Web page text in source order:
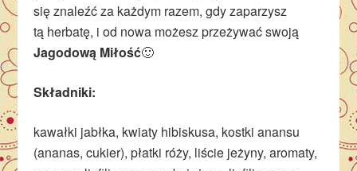
się znaleźć za każdym razem, gdy zaparzysz
tą herbatę, i od nowa możesz przeżywać swoją
Jagodową Miłość🙂
Składniki:
kawałki jabłka, kwiaty hibiskusa, kostki anansu
(ananas, cukier), płatki róży, liście jeżyny, aromaty,